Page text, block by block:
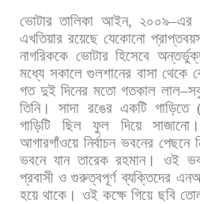
ভোটার তালিকা আইন, ২০০৯–এর
এখতিয়ার রয়েছে যেকোনো
নাগরিককে ভোটার হিসেবে
মধ্যে সকালে গুলশানের বাসা থেকে
গত দুই দিনের মতো গতকাল লাল–
তিনি।
সাদা রঙের একটি গাড়িতে
গাড়িটি
ছিল ফুল দিয়ে
আগারগাঁওয়ে নির্বাচন ভবনের পেছনে
ভবনে যান তারেক রহমান। ওই
প্রবাসী ও গুরুত্বপূর্ণ ব্যক্তিদের
হয়ে থাকে। ওই কক্ষে গিয়ে ছবি